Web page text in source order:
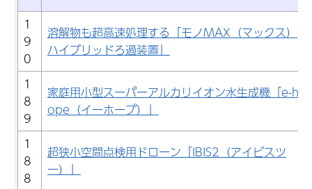
1
9
0
溶解物も超高速処理する「モノMAX（マックス）
ハイブリッドろ過装置」
1
8
9
家庭用小型スーパーアルカリイオン水生成機「e-h
ope（イーホープ）」
1
8
8
超狭小空間点検用ドローン「IBIS2（アイビスツ
ー）」